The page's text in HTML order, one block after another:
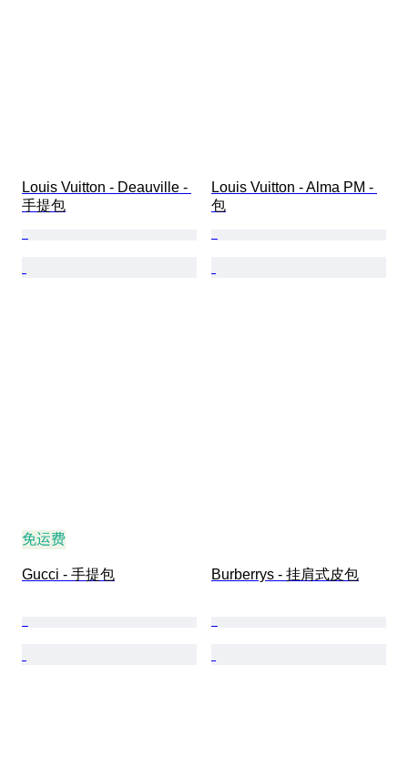
Louis Vuitton - Deauville -
手提包
Louis Vuitton - Alma PM -
包
免运费
Gucci - 手提包 Burberrys - 挂肩式皮包